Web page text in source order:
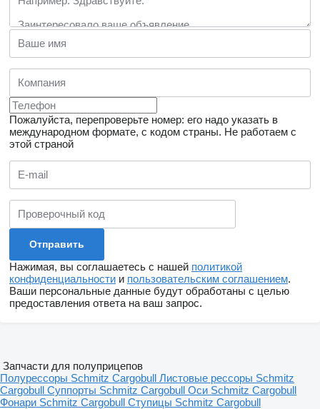
Пожалуйста, перепроверьте номер: его надо указать в
международном формате, с кодом страны. Не работаем с
этой страной
Нажимая, вы соглашаетесь с нашей политикой
конфиденциальности и пользовательским соглашением.
Ваши персональные данные будут обработаны с целью
предоставления ответа на ваш запрос.
Запчасти для полуприцепов
Полурессоры Schmitz Cargobull Листовые рессоры Schmitz
Cargobull Суппорты Schmitz Cargobull Оси Schmitz Cargobull
Фонари Schmitz Cargobull Ступицы Schmitz Cargobull